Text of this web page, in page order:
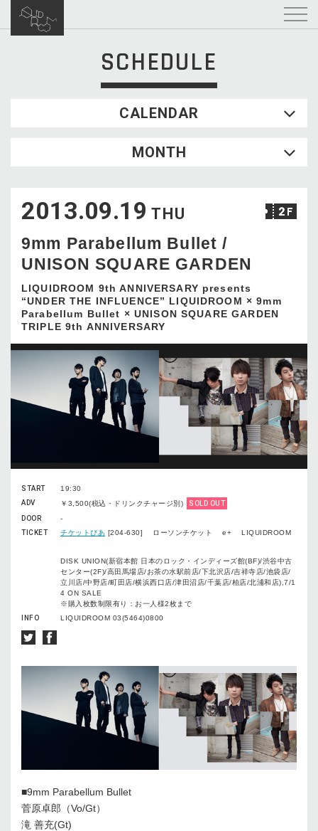
SCHEDULE
CALENDAR
WED
2
3 4 5
8
16
17 18 19 20
23
24 25 26 27 28
30
31
MONTH
2013.09.19 THU
9mm Parabellum Bullet /
UNISON SQUARE GARDEN
LIQUIDROOM 9th ANNIVERSARY presents
“UNDER THE INFLUENCE” LIQUIDROOM × 9mm
Parabellum Bullet × UNISON SQUARE GARDEN
TRIPLE 9th ANNIVERSARY
START
19:30
ADV
￥3,500(税込・ドリンクチャージ別)
SOLD OUT
DOOR
-
TICKET
チケットぴあ [204-630] ローソンチケット e+ LIQUIDROOM
DISK UNION(新宿本館 日本のロック・インディーズ館(BF)/渋谷中古
センター(2F)/高田馬場店/お茶の水駅前店/下北沢店/吉祥寺店/池袋店/
立川店/中野店/町田店/横浜西口店/津田沼店/千葉店/柏店/北浦和店),7/1
4 ON SALE
※購入枚数制限有り：お一人様2枚まで
INFO
LIQUIDROOM 03(5464)0800
■9mm Parabellum Bullet
菅原卓郎（Vo/Gt）
滝 善充(Gt)